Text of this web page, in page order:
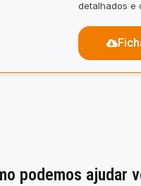
detalhados e
podemos ajudar